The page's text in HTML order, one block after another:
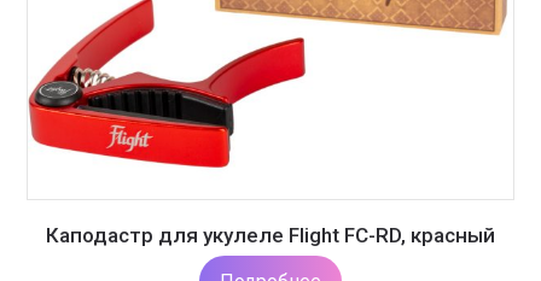
Каподастр для укулеле Flight FC-RD, красный